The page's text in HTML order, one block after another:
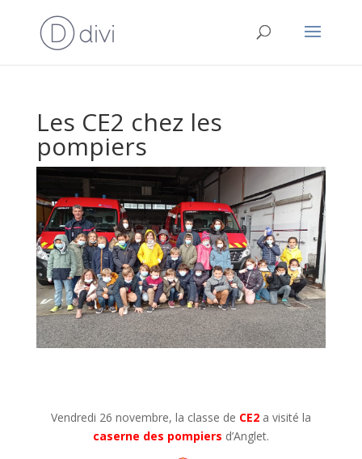
Les CE2 chez les
pompiers
Vendredi 26 novembre, la classe de CE2a visité la
caserne des pompiers d’Anglet.